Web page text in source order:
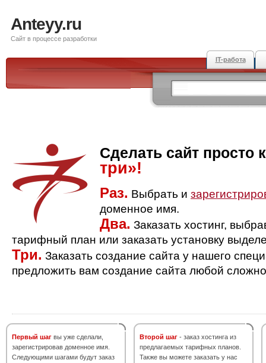
Anteyy.ru
Сайт в процессе разработки
IT-работа
Сделать сайт просто
три»!
Раз. Выбрать и
доменное имя.
Два. Заказать хостинг,
тарифный план или заказать установку
Три. Заказать создание сайта у нашего
предложить вам создание сайта любой
Первый шаг вы уже сделали,
зарегистрировав доменное имя.
Следующими шагами будут заказ
Второй шаг - заказ хостинга из
предлагаемых тарифных планов.
Также вы можете заказать у нас